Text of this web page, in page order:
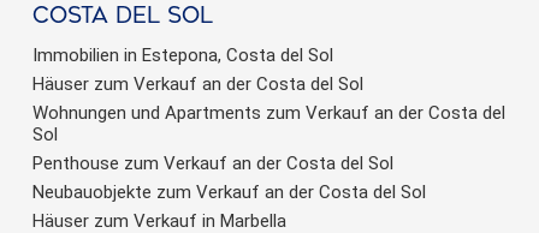
Costa del sol
Immobilien in Estepona, Costa del Sol
Häuser zum Verkauf an der Costa del Sol
Wohnungen und Apartments zum Verkauf an der Costa del
Sol
Penthouse zum Verkauf an der Costa del Sol
Neubauobjekte zum Verkauf an der Costa del Sol
Häuser zum Verkauf in Marbella